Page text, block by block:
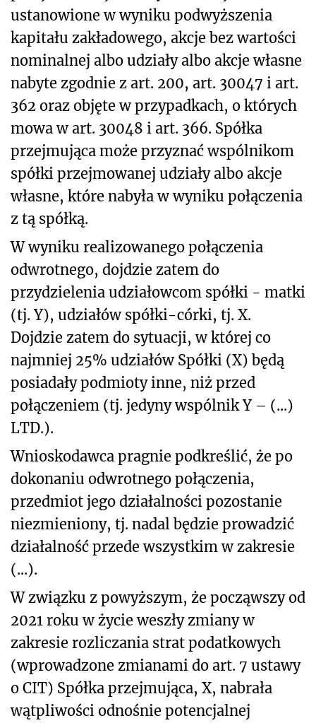
ustanowione w wyniku podwyższenia
kapitału zakładowego, akcje bez wartości
nominalnej albo udziały albo akcje własne
nabyte zgodnie z art. 200, art. 30047 i art.
362 oraz objęte w przypadkach, o których
mowa w art. 30048 i art. 366. Spółka
przejmująca może przyznać wspólnikom
spółki przejmowanej udziały albo akcje
własne, które nabyła w wyniku połączenia
z tą spółką.
W wyniku realizowanego połączenia
odwrotnego, dojdzie zatem do
przydzielenia udziałowcom spółki - matki
(tj. Y), udziałów spółki-córki, tj. X.
Dojdzie zatem do sytuacji, w której co
najmniej 25% udziałów Spółki (X) będą
posiadały podmioty inne, niż przed
połączeniem (tj. jedyny wspólnik Y – (...)
LTD.).
Wnioskodawca pragnie podkreślić, że po
dokonaniu odwrotnego połączenia,
przedmiot jego działalności pozostanie
niezmieniony, tj. nadal będzie prowadzić
działalność przede wszystkim w zakresie
(...).
W związku z powyższym, że począwszy od
2021 roku w życie weszły zmiany w
zakresie rozliczania strat podatkowych
(wprowadzone zmianami do art. 7 ustawy
o CIT) Spółka przejmująca, X, nabrała
wątpliwości odnośnie potencjalnej